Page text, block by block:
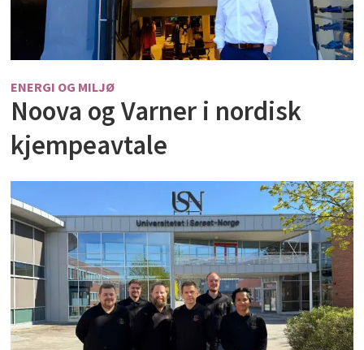
ENERGI OG MILJØ
Noova og Varner i nordisk
kjempeavtale